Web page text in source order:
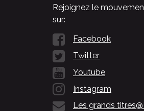
Rejoignez le
sur:
Facebook
Twitter
Youtube
Instagram
Les grands